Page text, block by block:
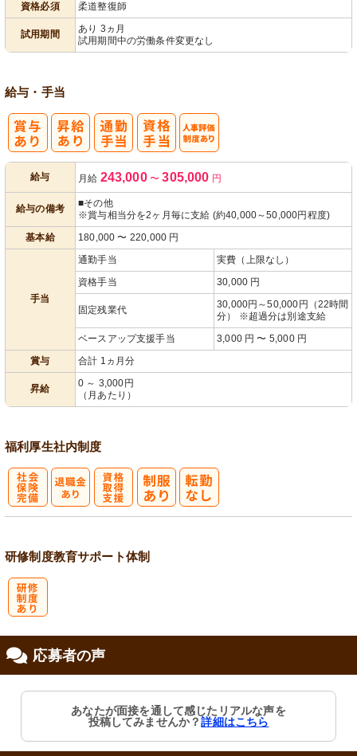
資格必須 柔道整復師
試用期間
あり 3ヵ月
試用期間中の労働条件変更なし
給与・手当
給与 月給 243,000 〜 305,000 円
給与の備考
■その他
※賞与相当分を2ヶ月毎に支給 (約40,000～50,000円程度)
基本給
180,000 〜 220,000 円
手当
通勤手当
実費（上限なし）
資格手当
30,000 円
固定残業代
30,000円～50,000円（22時間
分） ※超過分は別途支給
ベースアップ支援手当
3,000 円 〜 5,000 円
賞与
合計 1ヵ月分
昇給
0 ～ 3,000円
（月あたり）
福利厚生社内制度
研修制度教育サポート体制
応募者の声
あなたが面接を通して感じたリアルな声を
投稿してみませんか？詳細はこちら